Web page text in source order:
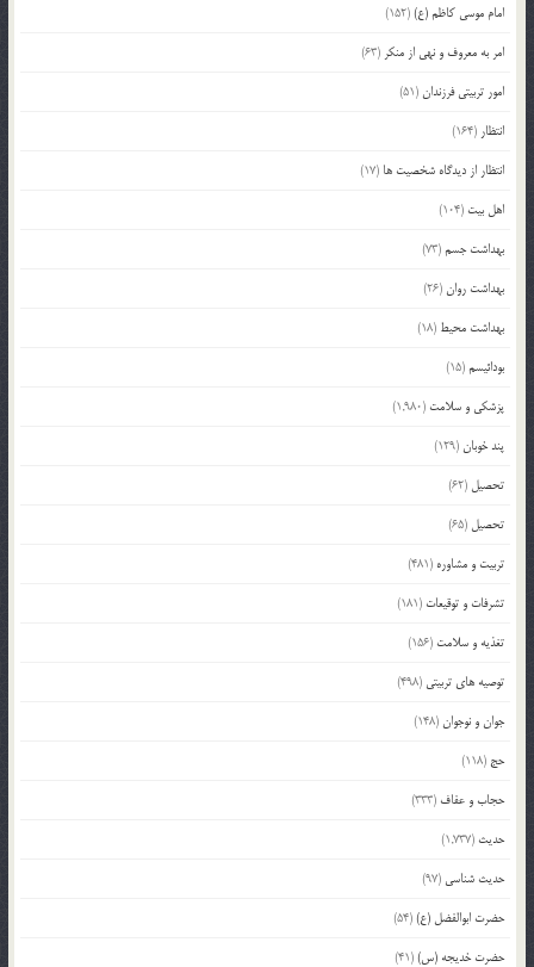
امام موسی کاظم (ع)(152)
امر به معروف و نهی از منکر (63)
امور تربیتی فرزندان(51)
انتظار (164)
انتظار از دیدگاه شخصیت ها (17)
اهل بیت (104)
بهداشت جسم(73)
بهداشت روان(26)
بهداشت محیط (18)
بودائیسم(15)
پزشکی و سلامت (1,980)
پند خوبان(129)
تحصیل (62)
تحصیل (65)
تربیت و مشاوره (481)
تشرفات و توقیعات (181)
تغذیه و سلامت (156)
توصیه های تربیتی (498)
جوان و نوجوان(148)
حج (118)
حجاب و عفاف (333)
حدیث (1,737)
حدیث شناسی (97)
حضرت ابوالفضل (ع)(54)
حضرت خدیجه (س)(41)